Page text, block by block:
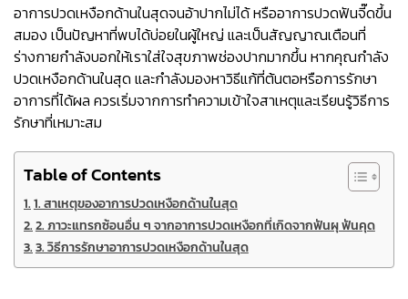
อาการปวดเหงือกด้านในสุดจนอ้าปากไม่ได้ หรืออาการปวดฟันจี๊ดขึ้น
สมอง เป็นปัญหาที่พบได้บ่อยในผู้ใหญ่ และเป็นสัญญาณเตือนที่
ร่างกายกำลังบอกให้เราใส่ใจสุขภาพช่องปากมากขึ้น หากคุณกำลัง
ปวดเหงือกด้านในสุด และกำลังมองหาวิธีแก้ที่ต้นตอหรือการรักษา
อาการที่ได้ผล ควรเริ่มจากการทำความเข้าใจสาเหตุและเรียนรู้วิธีการ
รักษาที่เหมาะสม
Table of Contents
1. สาเหตุของอาการปวดเหงือกด้านในสุด
2. ภาวะแทรกซ้อนอื่น ๆ จากอาการปวดเหงือกที่เกิดจากฟันผุ ฟันคุด
3. วิธีการรักษาอาการปวดเหงือกด้านในสุด